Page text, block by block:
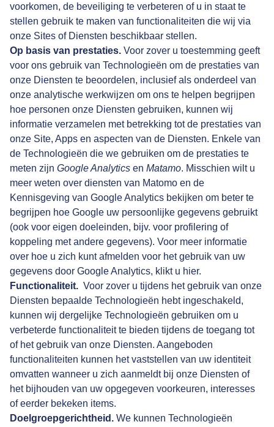
voorkomen, de beveiliging te verbeteren of u in staat te
stellen gebruik te maken van functionaliteiten die wij via
onze Sites of Diensten beschikbaar stellen.
Op basis van prestaties. Voor zover u toestemming geeft
voor ons gebruik van Technologieën om de prestaties van
onze Diensten te beoordelen, inclusief als onderdeel van
onze analytische werkwijzen om ons te helpen begrijpen
hoe personen onze Diensten gebruiken, kunnen wij
informatie verzamelen met betrekking tot de prestaties van
onze Site, Apps en aspecten van de Diensten. Enkele van
de Technologieën die we gebruiken om de prestaties te
meten zijn Google Analytics en Matamo. Misschien wilt u
meer weten over diensten van Matomo en de
Kennisgeving van Google Analytics bekijken om beter te
begrijpen hoe Google uw persoonlijke gegevens gebruikt
(ook voor eigen doeleinden, bijv. voor profilering of
koppeling met andere gegevens). Voor meer informatie
over hoe u zich kunt afmelden voor het gebruik van uw
gegevens door Google Analytics, klikt u hier.
Functionaliteit. Voor zover u tijdens het gebruik van onze
Diensten bepaalde Technologieën hebt ingeschakeld,
kunnen wij dergelijke Technologieën gebruiken om u
verbeterde functionaliteit te bieden tijdens de toegang tot
of het gebruik van onze Diensten. Aangeboden
functionaliteiten kunnen het vaststellen van uw identiteit
omvatten wanneer u zich aanmeldt bij onze Diensten of
het bijhouden van uw opgegeven voorkeuren, interesses
of eerder bekeken items.
Doelgroepgerichtheid. We kunnen Technologieën